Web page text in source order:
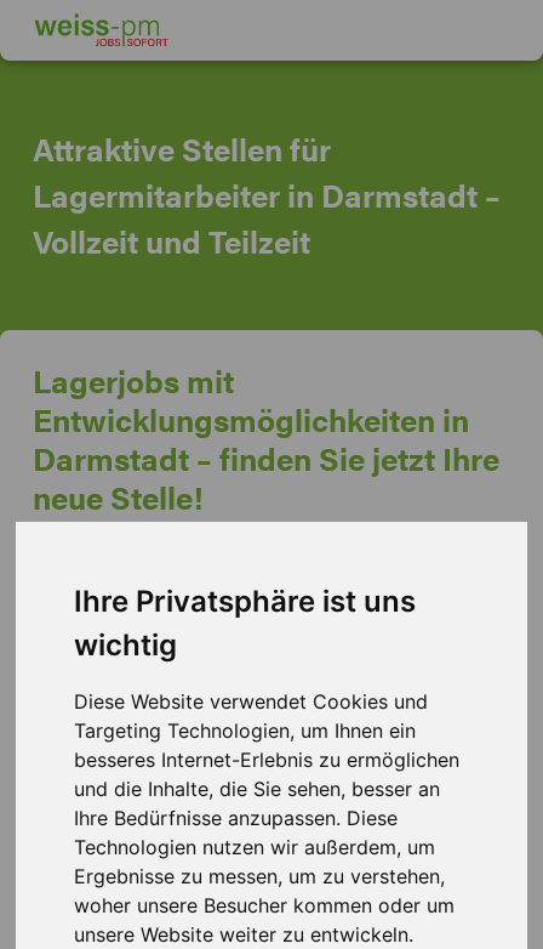
Ihre Privatsphäre ist uns
wichtig
Diese Website verwendet Cookies und
Targeting Technologien, um Ihnen ein
besseres Internet-Erlebnis zu ermöglichen
und die Inhalte, die Sie sehen, besser an
Ihre Bedürfnisse anzupassen. Diese
Technologien nutzen wir außerdem, um
Ergebnisse zu messen, um zu verstehen,
woher unsere Besucher kommen oder um
unsere Website weiter zu entwickeln.
Attraktive Stellen für
Lagermitarbeiter in Darmstadt –
Vollzeit und Teilzeit
Lagerjobs mit
Entwicklungsmöglichkeiten in
Darmstadt – finden Sie jetzt Ihre
neue Stelle!
Lagermitarbeiter (m/w/d) in Darmstadt beruflich Fuß zu
fassen. Ganz gleich, ob Sie bereits Erfahrung mitbringen
oder als Quereinsteiger starten möchten – wir begleiten
Dank unserer langjährigen Zusammenarbeit mit
Unternehmen aus der Region bieten wir Ihnen in der
Regel vielseitige Möglichkeiten, die zu Ihren Fähigkeiten
und beruflichen Zielen passen. In einem persönlichen
Gespräch ermitteln wir gemeinsam die Position, die
Ihren Vorstellungen entspricht und Ihre Stärken zur
Geltung bringt.